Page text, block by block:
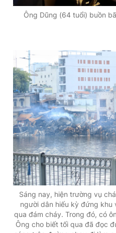
Quảng cáo RSS
Tổng biên tập: Nguyễn Ngọc
Tổng thư ký tòa soạn: Đức Trung
Giấy phép xuất bản số 110/GP -
© 2003-2026 Bản quyền thuộc
chép dưới mọi hình thức nếu
bản. Phát triển bởi ePi
Ông Dũng (64 tuổi) buồn
Sáng nay, hiện trường vụ
người dân hiếu kỳ đứng khu
qua đám cháy. Trong đó, có
Ông cho biết tối qua đã đọc